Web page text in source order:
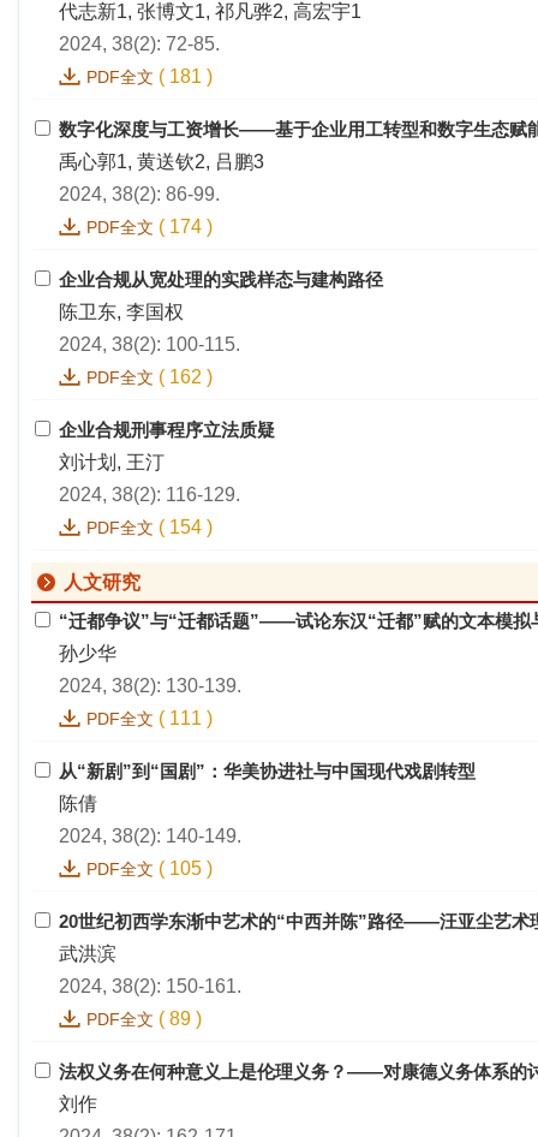
代志新1, 张博文1, 祁凡骅2, 高宏宇1
2024, 38(2): 72-85.
PDF全文 ( 181 )
数字化深度与工资增长——基于企业用工转型和数字生态赋
禹心郭1, 黄送钦2, 吕鹏3
2024, 38(2): 86-99.
PDF全文 ( 174 )
企业合规从宽处理的实践样态与建构路径
陈卫东, 李国权
2024, 38(2): 100-115.
PDF全文 ( 162 )
企业合规刑事程序立法质疑
刘计划, 王汀
2024, 38(2): 116-129.
PDF全文 ( 154 )
人文研究
“迁都争议”与“迁都话题”——试论东汉“迁都”赋的文本模拟
孙少华
2024, 38(2): 130-139.
PDF全文 ( 111 )
从“新剧”到“国剧”：华美协进社与中国现代戏剧转型
陈倩
2024, 38(2): 140-149.
PDF全文 ( 105 )
20世纪初西学东渐中艺术的“中西并陈”路径——汪亚尘艺术
武洪滨
2024, 38(2): 150-161.
PDF全文 ( 89 )
法权义务在何种意义上是伦理义务？——对康德义务体系的
刘作